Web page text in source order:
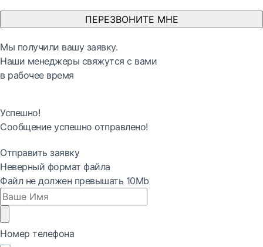
ПЕРЕЗВОНИТЕ МНЕ
Мы получили вашу заявку.
Наши менеджеры свяжутся с вами
в рабочее время
Успешно!
Сообщение успешно отправлено!
Отправить заявку
Неверный формат файла
Файл не должен превышать 10Mb
Номер телефона